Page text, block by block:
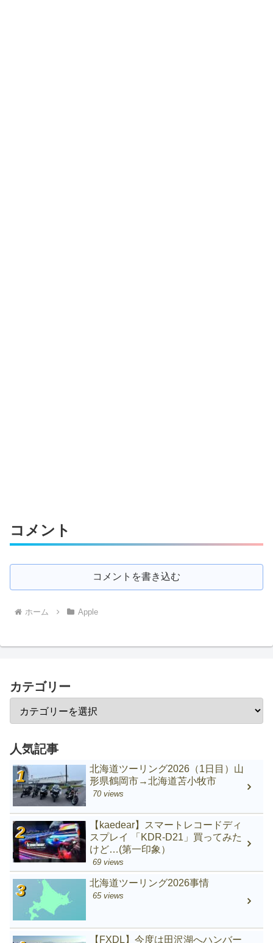
コメント
コメントを書き込む
ホーム Apple
カテゴリー
人気記事
北海道ツーリング2026（1日目）山
形県鶴岡市→北海道苫小牧市
70 views
【kaedear】スマートレコードディ
スプレイ 「KDR-D21」買ってみた
けど…(第一印象）
69 views
北海道ツーリング2026事情
65 views
【FXDL】今度は田沢湖へハンバー